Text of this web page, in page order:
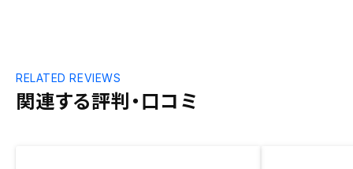
関連する評判・口コミ
RELATED REVIEWS